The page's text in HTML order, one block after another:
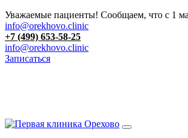
Уважаемые пациенты! Сообщаем, что с 1
info@orekhovo.clinic
+7 (499) 653-58-25
info@orekhovo.clinic
Записаться